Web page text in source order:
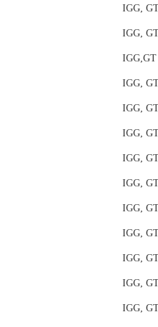
IGG,
IGG,
IGG,
IGG,
IGG,
IGG,
IGG,
IGG,
IGG,
IGG,
IGG,
IGG,